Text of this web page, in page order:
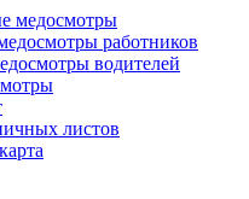
медосмотры
работников
водителей
листов